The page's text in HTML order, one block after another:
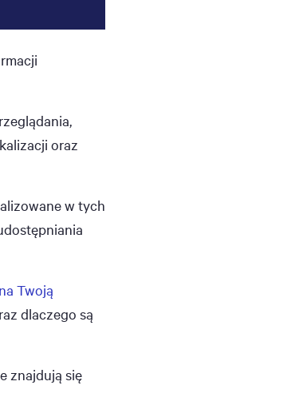
oraz
w tych
Twoją
dlaczego są
znajdują się